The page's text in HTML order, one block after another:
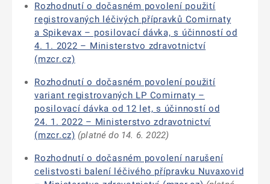
Rozhodnutí o dočasném povolení použití
registrovaných léčivých přípravků Comirnaty
a Spikevax – posilovací dávka, s účinností od
4. 1. 2022 – Ministerstvo zdravotnictví
(mzcr.cz)
Rozhodnutí o dočasném povolení použití
variant registrovaných LP Comirnaty –
posilovací dávka od 12 let, s účinností od
24. 1. 2022 – Ministerstvo zdravotnictví
(mzcr.cz) (platné do 14. 6. 2022)
Rozhodnutí o dočasném povolení narušení
celistvosti balení léčivého přípravku Nuvaxovid